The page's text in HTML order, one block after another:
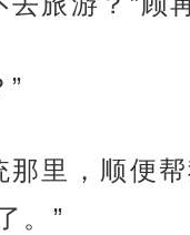
那里，顺便
。”